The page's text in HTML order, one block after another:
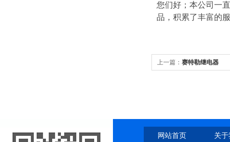
您们好；本公司一
品，积累了丰富的
上一篇： 赛特勒继电器
网站首页 关